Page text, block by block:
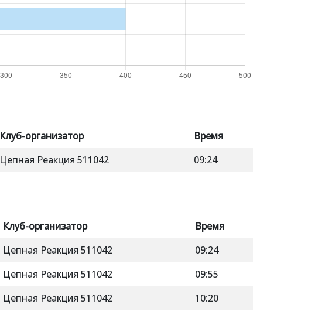
Клуб-организатор
Время
Цепная Реакция 511042 09:24
Клуб-организатор
Время
Цепная Реакция 511042
09:24
Цепная Реакция 511042
09:55
Цепная Реакция 511042 10:20